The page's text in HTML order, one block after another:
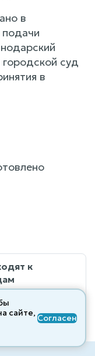
в
суд
в
к
→
сайте, Согласен